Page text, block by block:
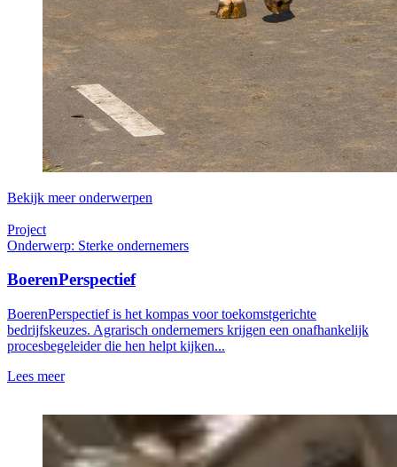
Bekijk meer onderwerpen
Project
Onderwerp: Sterke ondernemers
BoerenPerspectief
BoerenPerspectief is het kompas voor toekomstgerichte
bedrijfskeuzes. Agrarisch ondernemers krijgen een onafhankelijk
procesbegeleider die hen helpt kijken...
Lees meer